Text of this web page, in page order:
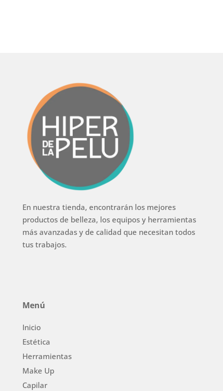
En nuestra tienda, encontrarán los mejores
productos de belleza, los equipos y herramientas
más avanzadas y de calidad que necesitan todos
tus trabajos.
Menú
Inicio
Estética
Herramientas
Make Up
Capilar